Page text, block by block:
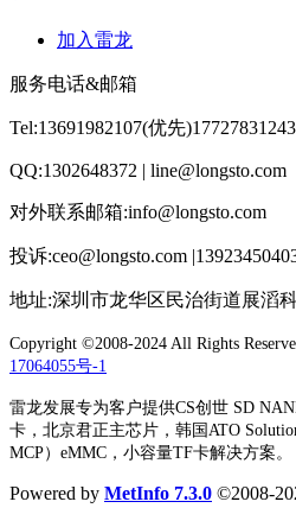
加入雷龙
服务电话&邮箱
Tel:13691982107(优先)17727831243
QQ:1302648372 | line@longsto.com
对外联系邮箱:info@longsto.com
投诉:ceo@longsto.com
地址:深圳市龙华区民治街道展滔
Copyright ©2008-2024 All Rights
17064055号-1
雷龙发展专为客户提供CS创世 SD
卡，北京君正主芯片，韩国ATO
MCP）eMMC，小容量TF卡解决方案。
Powered by MetInfo 7.3.0 ©2008-